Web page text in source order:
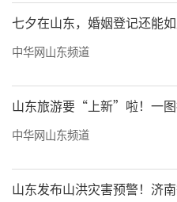
用各种方式变相占用
教师要精心设计课堂
教学节奏，优化教学
课间活动赢得更多空
育人。
情况如何，学生如何报
七夕在山东，婚姻登记还能如
中华网山东频道
山东旅游要“上新”啦！一
中华网山东频道
山东发布山洪灾害预警！济